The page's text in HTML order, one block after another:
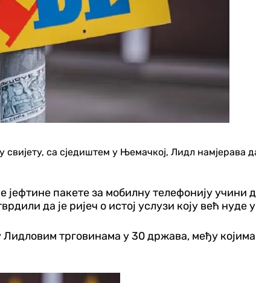
свијету, са сједиштем у Њемачкој, Лидл
јефтине пакете за мобилну телефонију
да је ријеч о истој услузи коју већ нуде
Лидловим трговинама у 30 држава, међу